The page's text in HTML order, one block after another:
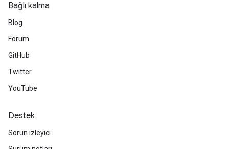
Bağlı kalma
Blog
Forum
GitHub
Twitter
YouTube
Destek
Sorun izleyici